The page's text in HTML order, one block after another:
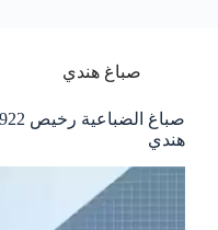
صباغ هندي
هندي